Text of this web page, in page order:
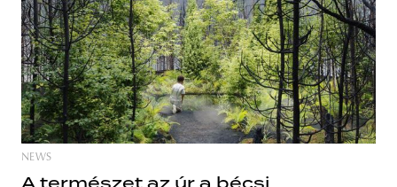
NEWS
A természet az úr a bécsi